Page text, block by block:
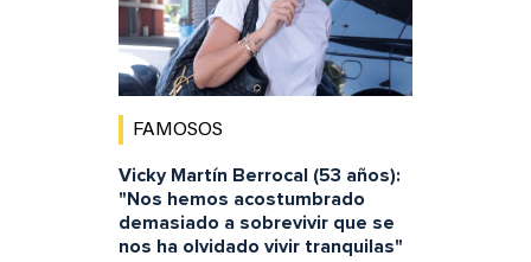
FAMOSOS
Vicky Martín Berrocal (53 años):
"Nos hemos acostumbrado
demasiado a sobrevivir que se
nos ha olvidado vivir tranquilas"